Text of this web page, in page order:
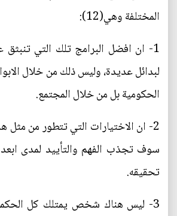
المختلفة وهي(12):
1- ان افضل البرامج تلك التي
لبدائل عديدة، وليس ذلك من خلال
الحكومية بل من خلال المجتمع.
2- ان الاختيارات التي تتطور من مثل
سوف تجذب الفهم والتأييد لمدى
تحقيقه.
3- ليس هناك شخص يمتلك كل